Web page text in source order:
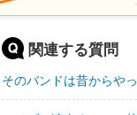
関連する質問
そのバンドは昔からや